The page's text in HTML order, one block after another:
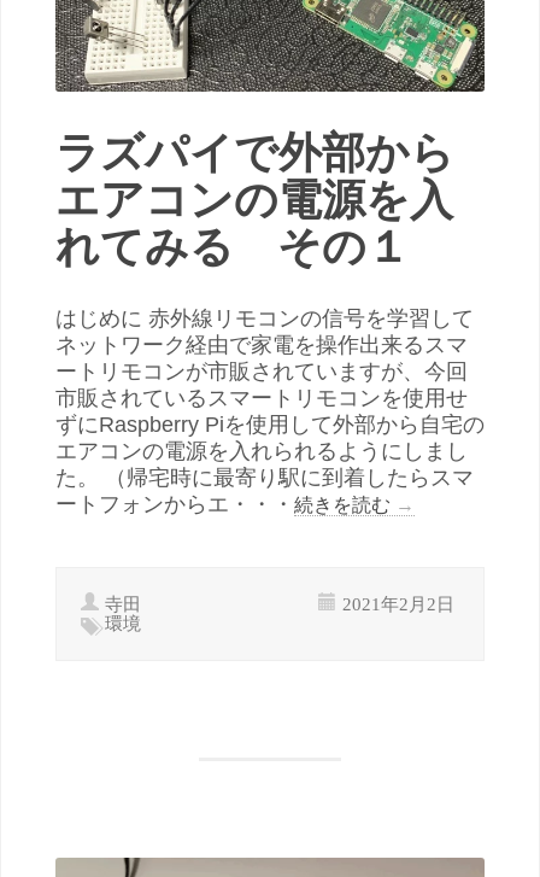
ラズパイで外部から
エアコンの電源を入
れてみる その１
はじめに 赤外線リモコンの信号を学習して
ネットワーク経由で家電を操作出来るスマ
ートリモコンが市販されていますが、今回
市販されているスマートリモコンを使用せ
ずにRaspberry Piを使用して外部から自宅の
エアコンの電源を入れられるようにしまし
た。 （帰宅時に最寄り駅に到着したらスマ
ートフォンからエ・・・ 続きを読む →
寺田 2021年2月2日
環境